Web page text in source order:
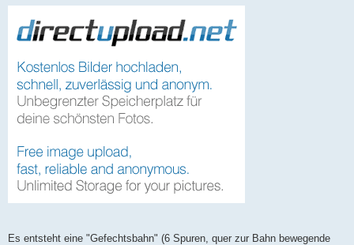
Es entsteht eine "Gefechtsbahn" (6 Spuren, quer zur Bahn bewegende